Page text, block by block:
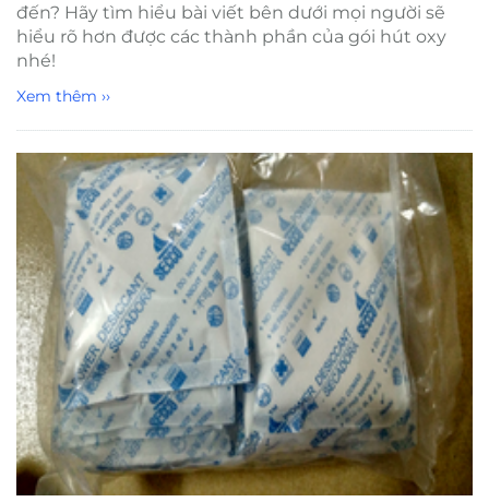
đến? Hãy tìm hiểu bài viết bên dưới mọi người sẽ
hiểu rõ hơn được các thành phần của gói hút oxy
nhé!
Xem thêm ››